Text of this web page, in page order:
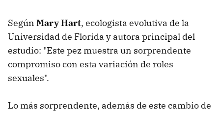
Según Mary Hart, ecologista evolutiva de la
Universidad de Florida y autora principal del
estudio: "Este pez muestra un sorprendente
compromiso con esta variación de roles
sexuales".
Lo más sorprendente, además de este cambio de